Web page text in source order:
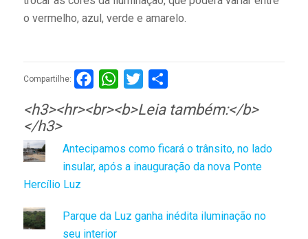
o vermelho, azul, verde e amarelo.
Compartilhe: FacebookWhatsApp
Twitter
<h3><hr><br><b>Leia também:</b>
</h3>
Antecipamos como ficará o trânsito, no lado
insular, após a inauguração da nova Ponte
Hercílio Luz
Parque da Luz ganha inédita iluminação no
seu interior